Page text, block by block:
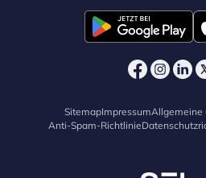
SitemapImpressumAllgemeine
Anti-Spam-Richtlinie